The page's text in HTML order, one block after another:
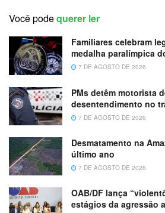
Você podequerer ler
Familiares celebram
medalha paralímpica
7 DE AGOSTO DE 2026
PMs detêm motorista
desentendimento no
7 DE AGOSTO DE 2026
Desmatamento na
último ano
7 DE AGOSTO DE 2026
OAB/DF lança
estágios da agressão